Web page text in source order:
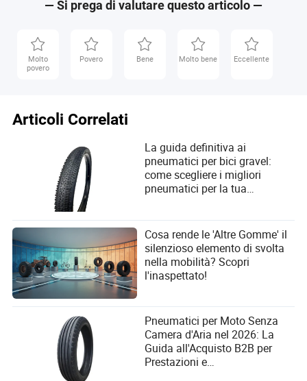
Jayceon Odom
Jayceon Odom è un autore di articoli nel settore
automobilistico e dei ricambi. Si specializza nella
profonda conoscenza del settore ed è dedicato a
fornire preziose intuizioni per le aziende in questo
— Si prega di valutare questo articolo —
Molto
povero
Povero Bene Molto bene Eccellente
Articoli Correlati
La guida definitiva ai
pneumatici per bici gravel:
come scegliere i migliori
pneumatici per la tua
Cosa rende le 'Altre Gomme' il
silenzioso elemento di svolta
nella mobilità? Scopri
l'inaspettato!
Pneumatici per Moto Senza
Camera d'Aria nel 2026: La
Guida all'Acquisto B2B per
Prestazioni e